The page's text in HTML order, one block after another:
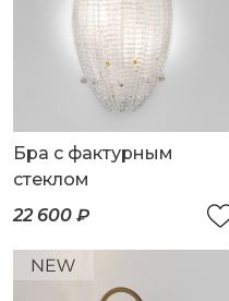
Бра с фактурным
стеклом
22 600 ₽